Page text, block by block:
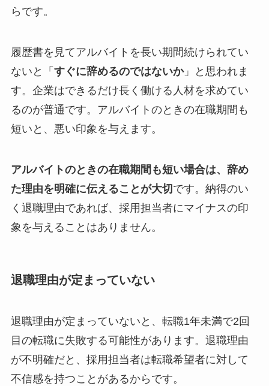
らです。
履歴書を見てアルバイトを長い期間続けられてい
ないと「 すぐに辞めるのではないか」と思われま
す。企業はできるだけ長く働ける人材を求めてい
るのが普通です。アルバイトのときの在職期間も
短いと、悪い印象を与えます。
アルバイトのときの在職期間も短い場合は、辞め
た理由を明確に伝えることが大切です。納得のい
く退職理由であれば、採用担当者にマイナスの印
象を与えることはありません。
退職理由が定まっていない
退職理由が定まっていないと、転職1年未満で2回
目の転職に失敗する可能性があります。退職理由
が不明確だと、採用担当者は転職希望者に対して
不信感を持つことがあるからです。